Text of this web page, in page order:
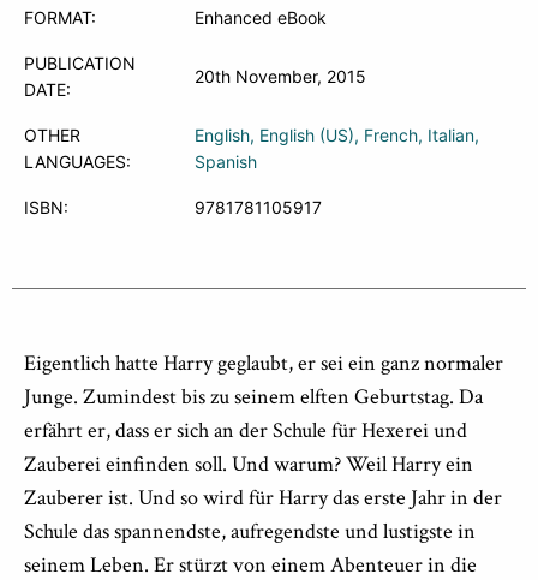
FORMAT: Enhanced eBook
PUBLICATION
DATE:
20th November, 2015
OTHER
LANGUAGES:
English English (US) French Italian
Spanish
ISBN: 9781781105917
Eigentlich hatte Harry geglaubt, er sei ein ganz normaler
Junge. Zumindest bis zu seinem elften Geburtstag. Da
erfährt er, dass er sich an der Schule für Hexerei und
Zauberei einfinden soll. Und warum? Weil Harry ein
Zauberer ist. Und so wird für Harry das erste Jahr in der
Schule das spannendste, aufregendste und lustigste in
seinem Leben. Er stürzt von einem Abenteuer in die